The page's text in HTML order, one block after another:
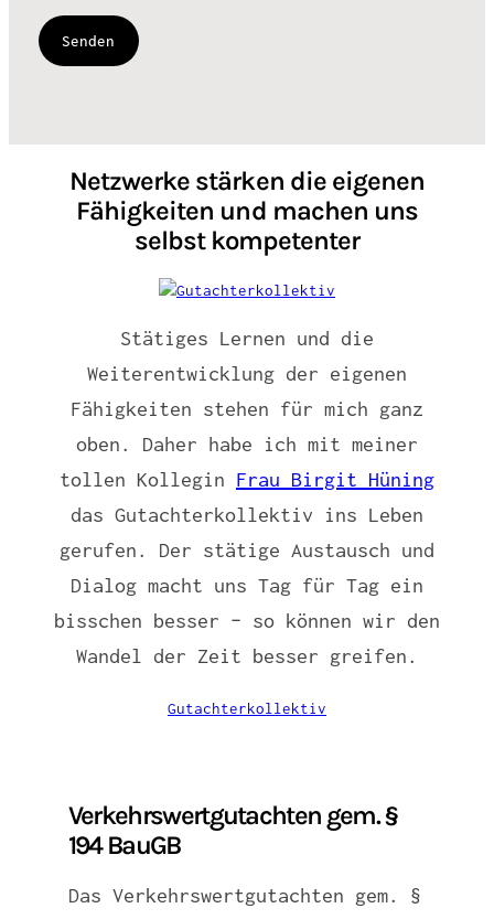
Netzwerke stärken die eigenen
Fähigkeiten und machen uns
selbst kompetenter
Stätiges Lernen und die
Weiterentwicklung der eigenen
Fähigkeiten stehen für mich ganz
oben. Daher habe ich mit meiner
tollen Kollegin Frau Birgit Hüning
das Gutachterkollektiv ins Leben
gerufen. Der stätige Austausch und
Dialog macht uns Tag für Tag ein
bisschen besser – so können wir den
Wandel der Zeit besser greifen.
Gutachterkollektiv
Verkehrswertgutachten gem. §
194 BauGB
Das Verkehrswertgutachten gem. §